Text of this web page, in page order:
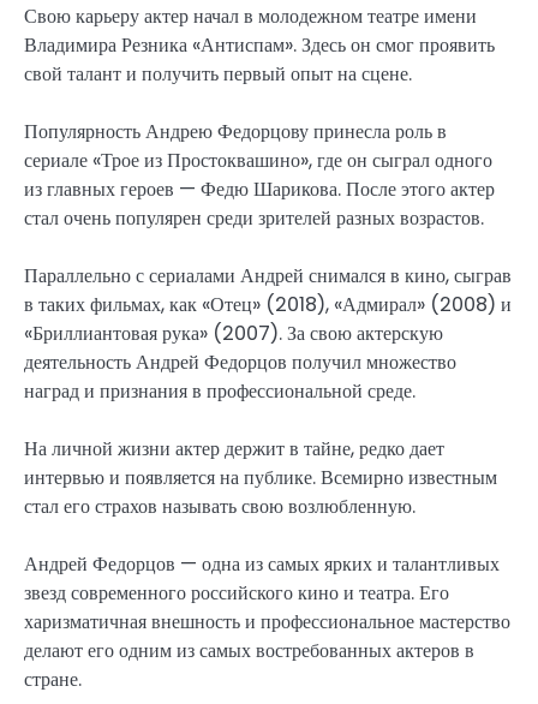
Свою карьеру актер начал в молодежном театре имени
Владимира Резника «Антиспам». Здесь он смог проявить
свой талант и получить первый опыт на сцене.
Популярность Андрею Федорцову принесла роль в
сериале «Трое из Простоквашино», где он сыграл одного
из главных героев — Федю Шарикова. После этого актер
стал очень популярен среди зрителей разных возрастов.
Параллельно с сериалами Андрей снимался в кино, сыграв
в таких фильмах, как «Отец» (2018), «Адмирал» (2008) и
«Бриллиантовая рука» (2007). За свою актерскую
деятельность Андрей Федорцов получил множество
наград и признания в профессиональной среде.
На личной жизни актер держит в тайне, редко дает
интервью и появляется на публике. Всемирно известным
стал его страхов называть свою возлюбленную.
Андрей Федорцов — одна из самых ярких и талантливых
звезд современного российского кино и театра. Его
харизматичная внешность и профессиональное мастерство
делают его одним из самых востребованных актеров в
стране.